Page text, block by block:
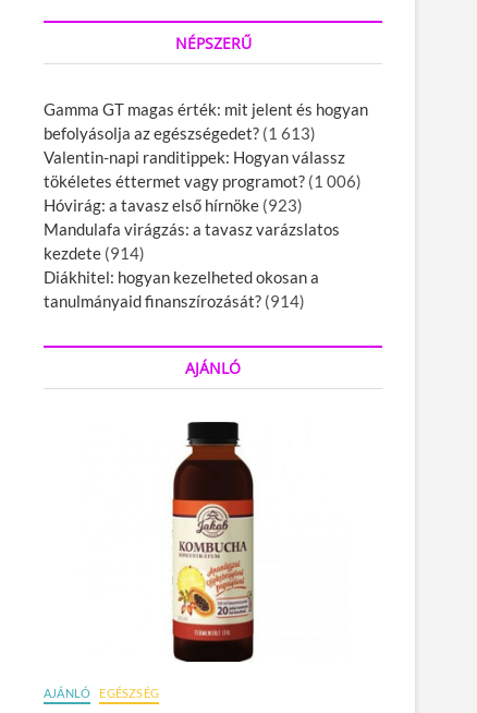
NÉPSZERŰ
Gamma GT magas érték: mit jelent és hogyan
befolyásolja az egészségedet? (1 613)
Valentin-napi randitippek: Hogyan válassz
tökéletes éttermet vagy programot? (1 006)
Hóvirág: a tavasz első hírnöke (923)
Mandulafa virágzás: a tavasz varázslatos
kezdete (914)
Diákhitel: hogyan kezelheted okosan a
tanulmányaid finanszírozását? (914)
AJÁNLÓ
AJÁNLÓ EGÉSZSÉG